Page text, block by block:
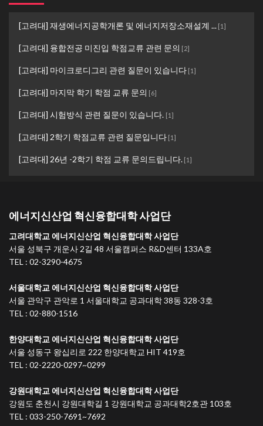
[고려대] 재생에너지공학개론 및 에너지저장소재설계 ... [1]
[고려대] 융합전공 미진입 학점교류 관련 문의 [2]
[고려대] 마이크로디그리 관련 질문이 있습니다 [1]
[고려대] 마지막 학기 학점 교류 문의 [6]
[고려대] 시험방식 관련 질문이 있습니다. [1]
[고려대] 2학기 학점교류 관련 질문입니다 [1]
[고려대] 26년 -2학기 학점 교류 문의드립니다. [1]
에너지신산업 혁신융합대학 사업단
고려대학교 에너지신산업 혁신융합대학 사업단
서울 성북구 개운사 2길 48 서울캠퍼스 R&D센터 133A호
TEL : 02-3290-4675
서울대학교 에너지신산업 혁신융합대학 사업단
서울 관악구 관악로 1 서울대학교 공과대학 38동 328-3호
TEL : 02-880-1516
한양대학교 에너지신산업 혁신융합대학 사업단
서울 성동구 왕십리로 222 한양대학교 HIT 419호
TEL : 02-2220-0297~0299
강원대학교 에너지신산업 혁신융합대학 사업단
강원도 춘천시 강원대학길 1 강원대학교 공과대학2호관 103호
TEL : 033-250-7691~7692